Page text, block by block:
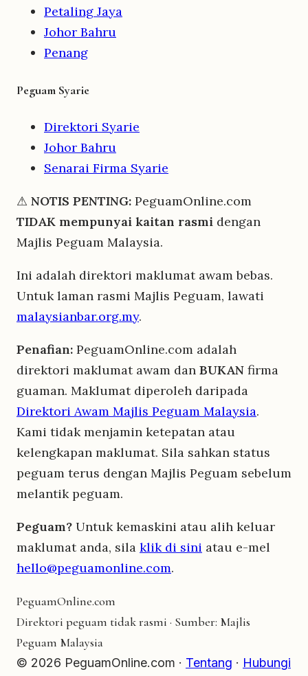
Petaling Jaya
Johor Bahru
Penang
Peguam Syarie
Direktori Syarie
Johor Bahru
Senarai Firma Syarie
⚠ NOTIS PENTING: PeguamOnline.com
TIDAK mempunyai kaitan rasmi dengan
Majlis Peguam Malaysia.
Ini adalah direktori maklumat awam bebas.
Untuk laman rasmi Majlis Peguam, lawati
malaysianbar.org.my.
Penafian: PeguamOnline.com adalah
direktori maklumat awam dan BUKAN firma
guaman. Maklumat diperoleh daripada
Direktori Awam Majlis Peguam Malaysia.
Kami tidak menjamin ketepatan atau
kelengkapan maklumat. Sila sahkan status
peguam terus dengan Majlis Peguam sebelum
melantik peguam.
Peguam? Untuk kemaskini atau alih keluar
maklumat anda, sila klik di sini atau e-mel
hello@peguamonline.com.
PeguamOnline.com
Direktori peguam tidak rasmi · Sumber: Majlis
Peguam Malaysia
© 2026 PeguamOnline.com · Tentang · Hubungi